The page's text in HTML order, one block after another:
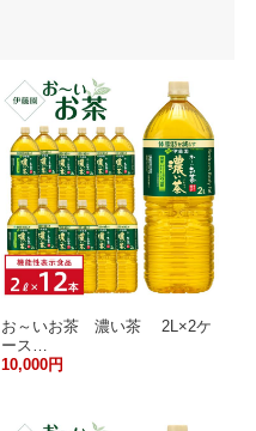
お～いお茶 濃い茶 2L×2ケ
ース…
10,000円